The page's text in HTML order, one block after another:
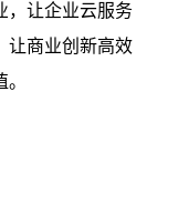
，让企业云服务
让商业创新高效